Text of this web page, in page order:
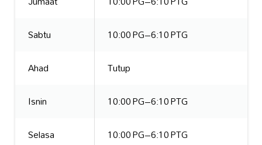
Sabtu
10:00 PG–6:10 PTG
Ahad
Tutup
Isnin
10:00 PG–6:10 PTG
Selasa
10:00 PG–6:10 PTG